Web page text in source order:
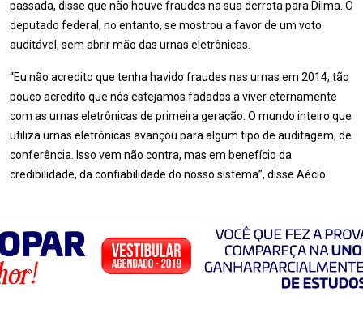
passada, disse que não houve fraudes na sua derrota para Dilma. O
deputado federal, no entanto, se mostrou a favor de um voto
auditável, sem abrir mão das urnas eletrônicas.
“Eu não acredito que tenha havido fraudes nas urnas em 2014, tão
pouco acredito que nós estejamos fadados a viver eternamente
com as urnas eletrônicas de primeira geração. O mundo inteiro que
utiliza urnas eletrônicas avançou para algum tipo de auditagem, de
conferência. Isso vem não contra, mas em benefício da
credibilidade, da confiabilidade do nosso sistema”, disse Aécio.